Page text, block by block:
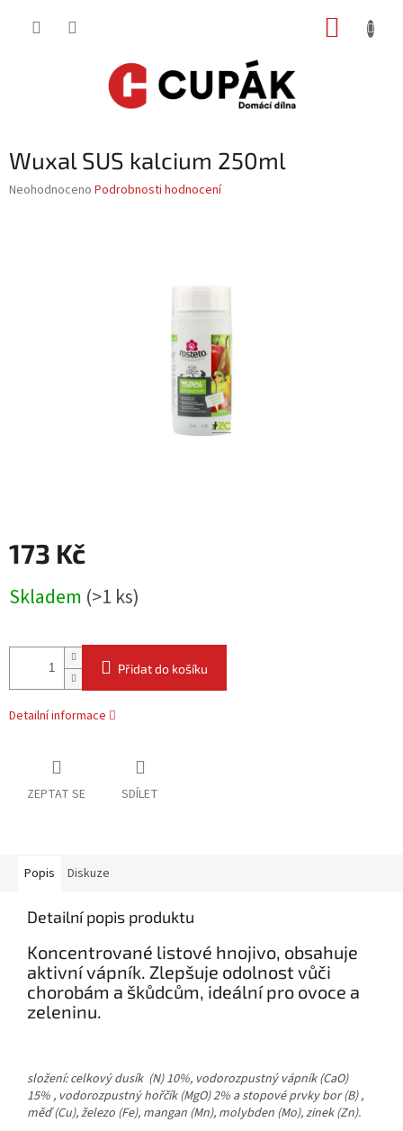
Wuxal SUS kalcium 250ml
Průměrné
Neohodnoceno Podrobnosti hodnocení
173 Kč
cena:
Skladem (>1 ks)
Přidat do košíku
Detailní informace
ZEPTAT SE SDÍLET
Popis Diskuze
Detailní popis produktu
Koncentrované listové hnojivo, obsahuje
aktivní vápník. Zlepšuje odolnost vůči
chorobám a škůdcům, ideální pro ovoce a
zeleninu.
složení: celkový dusík (N) 10%, vodorozpustný vápník (CaO)
15% , vodorozpustný hořčík (MgO) 2% a stopové prvky bor (B) ,
měď (Cu), železo (Fe), mangan (Mn), molybden (Mo), zinek (Zn).